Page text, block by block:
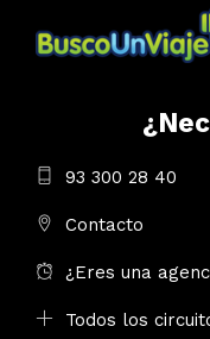
93 300 28 40
Contacto
¿Eres una
Todos los